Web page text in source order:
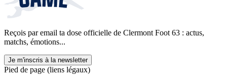
Reçois par email ta dose officielle de Clermont Foot 63 : actus,
matchs, émotions...
Je m'inscris à la newsletter
Pied de page (liens légaux)